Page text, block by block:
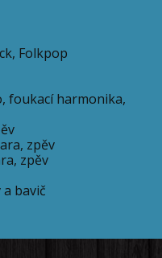
Folkpop
foukací harmonika,
zpěv
zpěv
a bavič